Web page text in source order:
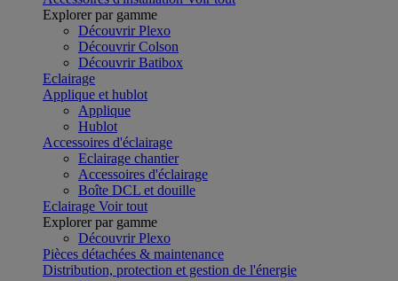
Explorer par gamme
Découvrir Plexo
Découvrir Colson
Découvrir Batibox
Eclairage
Applique et hublot
Applique
Hublot
Accessoires d'éclairage
Eclairage chantier
Accessoires d'éclairage
Boîte DCL et douille
Eclairage Voir tout
Explorer par gamme
Découvrir Plexo
Pièces détachées & maintenance
Distribution, protection et gestion de l'énergie